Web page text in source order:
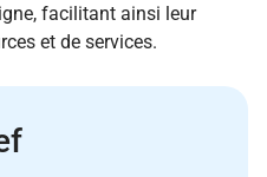
facilitant ainsi leur
et de services.